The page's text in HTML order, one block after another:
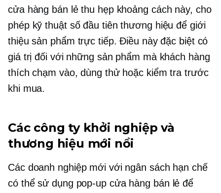
cửa hàng bán lẻ thu hẹp khoảng cách này, cho
phép kỹ thuật số đầu tiên thương hiệu để giới
thiệu sản phẩm trực tiếp. Điều này đặc biệt có
giá trị đối với những sản phẩm mà khách hàng
thích chạm vào, dùng thử hoặc kiểm tra trước
khi mua.
Các công ty khởi nghiệp và
thương hiệu mới nổi
Các doanh nghiệp mới với ngân sách hạn chế
có thể sử dụng pop-upcửa hàng bán lẻ để